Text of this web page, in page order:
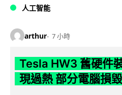
人工智能
arthur 7 小時
Tesla HW3 舊硬件
現過熱 部分電腦損